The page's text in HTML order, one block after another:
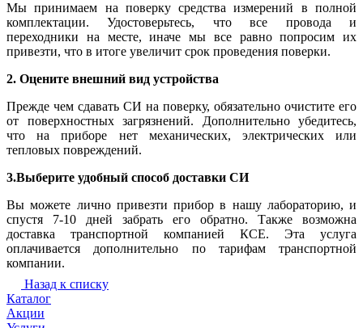
Мы принимаем на поверку средства измерений в полной
комплектации. Удостоверьтесь, что все провода и
переходники на месте, иначе мы все равно попросим их
привезти, что в итоге увеличит срок проведения поверки.
2. Оцените внешний вид устройства
Прежде чем сдавать СИ на поверку, обязательно очистите его
от поверхностных загрязнений. Дополнительно убедитесь,
что на приборе нет механических, электрических или
тепловых повреждений.
3.Выберите удобный способ доставки СИ
Вы можете лично привезти прибор в нашу лабораторию, и
спустя 7-10 дней забрать его обратно. Также возможна
доставка транспортной компанией КСЕ. Эта услуга
оплачивается дополнительно по тарифам транспортной
компании.
Назад к списку
Каталог
Акции